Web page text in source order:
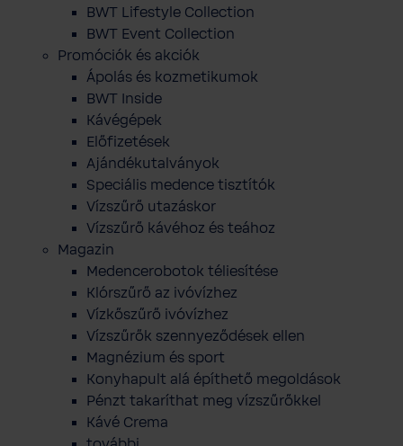
BWT Lifestyle Collection
BWT Event Collection
Promóciók és akciók
Ápolás és kozmetikumok
BWT Inside
Kávégépek
Előfizetések
Ajándékutalványok
Speciális medence tisztítók
Vízszűrő utazáskor
Vízszűrő kávéhoz és teához
Magazin
Medencerobotok téliesítése
Klórszűrő az ivóvízhez
Vízkőszűrő ivóvízhez
Vízszűrők szennyeződések ellen
Magnézium és sport
Konyhapult alá építhető megoldások
Pénzt takaríthat meg vízszűrőkkel
Kávé Crema